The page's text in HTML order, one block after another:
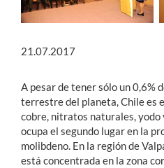
21.07.2017
A pesar de tener sólo un 0,6%
terrestre del planeta, Chile es
cobre, nitratos naturales, yodo
ocupa el segundo lugar en la
molibdeno. En la región de
está concentrada en la zona